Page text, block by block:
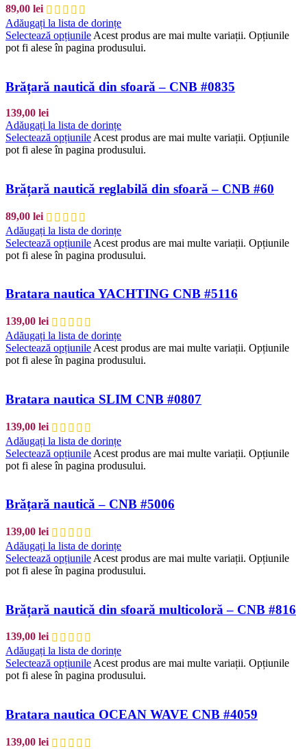
89,00 lei
Adăugați la lista de dorințe
Selectează opțiunile Acest produs are mai multe variații. Opțiunile
pot fi alese în pagina produsului.
Brățară nautică din sfoară – CNB #0835
139,00 lei
Adăugați la lista de dorințe
Selectează opțiunile Acest produs are mai multe variații. Opțiunile
pot fi alese în pagina produsului.
Brățară nautică reglabilă din sfoară – CNB #60
89,00 lei
Adăugați la lista de dorințe
Selectează opțiunile Acest produs are mai multe variații. Opțiunile
pot fi alese în pagina produsului.
Bratara nautica YACHTING CNB #5116
139,00 lei
Adăugați la lista de dorințe
Selectează opțiunile Acest produs are mai multe variații. Opțiunile
pot fi alese în pagina produsului.
Bratara nautica SLIM CNB #0807
139,00 lei
Adăugați la lista de dorințe
Selectează opțiunile Acest produs are mai multe variații. Opțiunile
pot fi alese în pagina produsului.
Brățară nautică – CNB #5006
139,00 lei
Adăugați la lista de dorințe
Selectează opțiunile Acest produs are mai multe variații. Opțiunile
pot fi alese în pagina produsului.
Brățară nautică din sfoară multicoloră – CNB #816
139,00 lei
Adăugați la lista de dorințe
Selectează opțiunileAcest produs are mai multe variații. Opțiunile
pot fi alese în pagina produsului.
Bratara nautica OCEAN WAVE CNB #4059
139,00 lei